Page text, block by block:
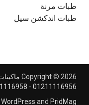
طبات مرنة
طبات اندكشن سيل
Copyright © 2026
01211116956 - 01211116958
WordPress and PridMag